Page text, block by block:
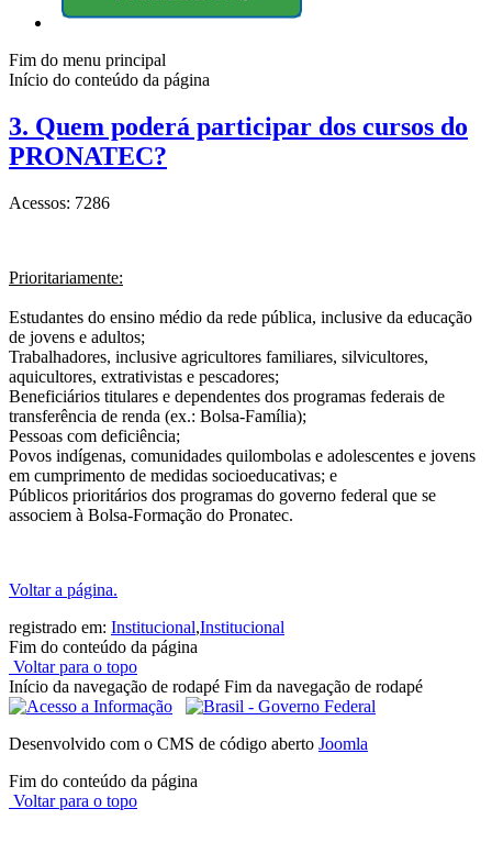
Fim do menu principal
Início do conteúdo da página
3. Quem poderá participar dos cursos do
PRONATEC?
Acessos: 7286
Prioritariamente:
Estudantes do ensino médio da rede pública, inclusive da educação
de jovens e adultos;
Trabalhadores, inclusive agricultores familiares, silvicultores,
aquicultores, extrativistas e pescadores;
Beneficiários titulares e dependentes dos programas federais de
transferência de renda (ex.: Bolsa-Família);
Pessoas com deficiência;
Povos indígenas, comunidades quilombolas e adolescentes e jovens
em cumprimento de medidas socioeducativas; e
Públicos prioritários dos programas do governo federal que se
associem à Bolsa-Formação do Pronatec.
Voltar a página.
registrado em: Institucional,Institucional
Fim do conteúdo da página
Voltar para o topo
Início da navegação de rodapé Fim da navegação de rodapé
Desenvolvido com o CMS de código aberto Joomla
Fim do conteúdo da página
Voltar para o topo